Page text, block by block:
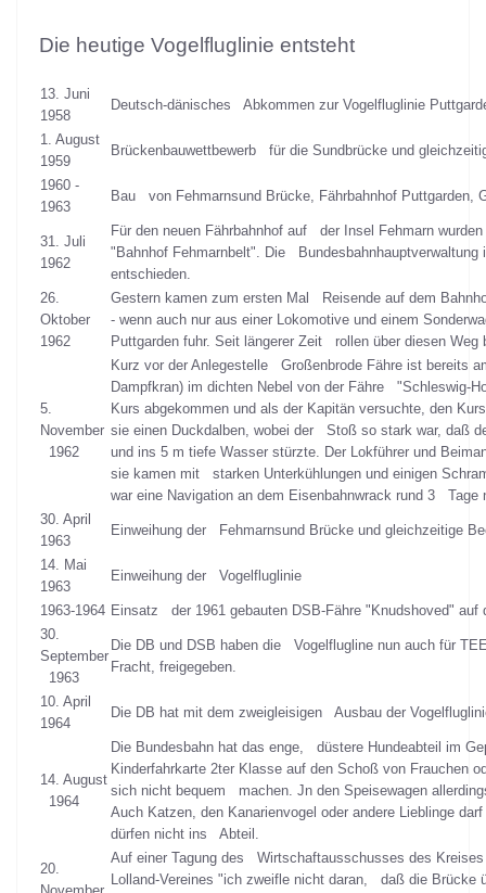
Die heutige Vogelfluglinie entsteht
13. Juni
1958
Deutsch-dänisches Abkommen zur Vogelfluglinie
1. August
1959
Brückenbauwettbewerb für die Sundbrücke und
1960 -
1963
Bau von Fehmarnsund Brücke, Fährbahnhof
31. Juli
1962
Für den neuen Fährbahnhof auf der Insel Fehmarn
"Bahnhof Fehmarnbelt". Die
entschieden.
26.
Oktober
1962
Gestern kamen zum ersten Mal Reisende auf dem
- wenn auch nur aus einer Lokomotive und einem
Puttgarden fuhr. Seit längerer Zeit rollen über diesen
5.
November
1962
Kurz vor der Anlegestelle Großenbrode Fähre ist bereits
Dampfkran) im dichten Nebel von der Fähre "Schleswig-
Kurs abgekommen und als der Kapitän versuchte, den
sie einen Duckdalben, wobei der Stoß so stark war, daß
und ins 5 m tiefe Wasser stürzte. Der Lokführer und
sie kamen mit starken Unterkühlungen und einigen
war eine Navigation an dem Eisenbahnwrack rund 3
30. April
1963
Einweihung der Fehmarnsund Brücke und gleichzeitige
14. Mai
1963
Einweihung der Vogelfluglinie
1963-1964 Einsatz der 1961 gebauten DSB-Fähre "Knudshoved" auf
30.
September
1963
Die DB und DSB haben die Vogelflugline nun auch für
Fracht, freigegeben.
10. April
1964
Die DB hat mit dem zweigleisigen Ausbau der
14. August
1964
Die Bundesbahn hat das enge, düstere Hundeabteil im
Kinderfahrkarte 2ter Klasse auf den Schoß von Frauchen
sich nicht bequem machen. Jn den Speisewagen
Auch Katzen, den Kanarienvogel oder andere Lieblinge
dürfen nicht ins Abteil.
20.
Auf einer Tagung des Wirtschaftausschusses des
Lolland-Vereines "ich zweifle nicht daran, daß die